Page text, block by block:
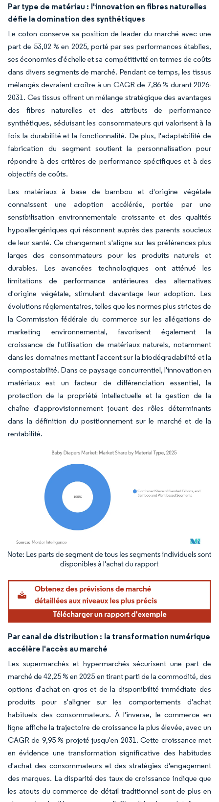
Par type de matériau : l'innovation en fibres naturelles
défie la domination des synthétiques
Le coton conserve sa position de leader du marché avec une
part de 53,02 % en 2025, porté par ses performances établies,
ses économies d'échelle et sa compétitivité en termes de coûts
dans divers segments de marché. Pendant ce temps, les tissus
mélangés devraient croître à un CAGR de 7,86 % durant 2026-
2031. Ces tissus offrent un mélange stratégique des avantages
des fibres naturelles et des attributs de performance
synthétiques, séduisant les consommateurs qui valorisent à la
fois la durabilité et la fonctionnalité. De plus, l'adaptabilité de
fabrication du segment soutient la personnalisation pour
répondre à des critères de performance spécifiques et à des
objectifs de coûts.
Les matériaux à base de bambou et d'origine végétale
connaissent une adoption accélérée, portée par une
sensibilisation environnementale croissante et des qualités
hypoallergéniques qui résonnent auprès des parents soucieux
de leur santé. Ce changement s'aligne sur les préférences plus
larges des consommateurs pour les produits naturels et
durables. Les avancées technologiques ont atténué les
limitations de performance antérieures des alternatives
d'origine végétale, stimulant davantage leur adoption. Les
évolutions réglementaires, telles que les normes plus strictes de
la Commission fédérale du commerce sur les allégations de
marketing environnemental, favorisent également la
croissance de l'utilisation de matériaux naturels, notamment
dans les domaines mettant l'accent sur la biodégradabilité et la
compostabilité. Dans ce paysage concurrentiel, l'innovation en
matériaux est un facteur de différenciation essentiel, la
protection de la propriété intellectuelle et la gestion de la
chaîne d'approvisionnement jouant des rôles déterminants
dans la définition du positionnement sur le marché et de la
rentabilité.
Image © Mordor Intelligence. La réutilisation nécessite une attribution sous CC BY
Par canal de distribution : la transformation numérique
accélère l'accès au marché
Les supermarchés et hypermarchés sécurisent une part de
marché de 42,25 % en 2025 en tirant parti de la commodité, des
options d'achat en gros et de la disponibilité immédiate des
produits pour s'aligner sur les comportements d'achat
habituels des consommateurs. À l'inverse, le commerce en
ligne affiche la trajectoire de croissance la plus élevée, avec un
CAGR de 9,95 % projeté jusqu'en 2031. Cette croissance met
en évidence une transformation significative des habitudes
d'achat des consommateurs et des stratégies d'engagement
des marques. La disparité des taux de croissance indique que
les atouts du commerce de détail traditionnel sont de plus en